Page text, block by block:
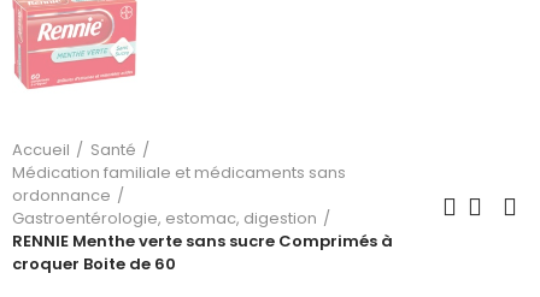
Accueil
Santé
Médication familiale et médicaments sans
ordonnance
Gastroentérologie, estomac, digestion
RENNIE Menthe verte sans sucre Comprimés à
croquer Boite de 60